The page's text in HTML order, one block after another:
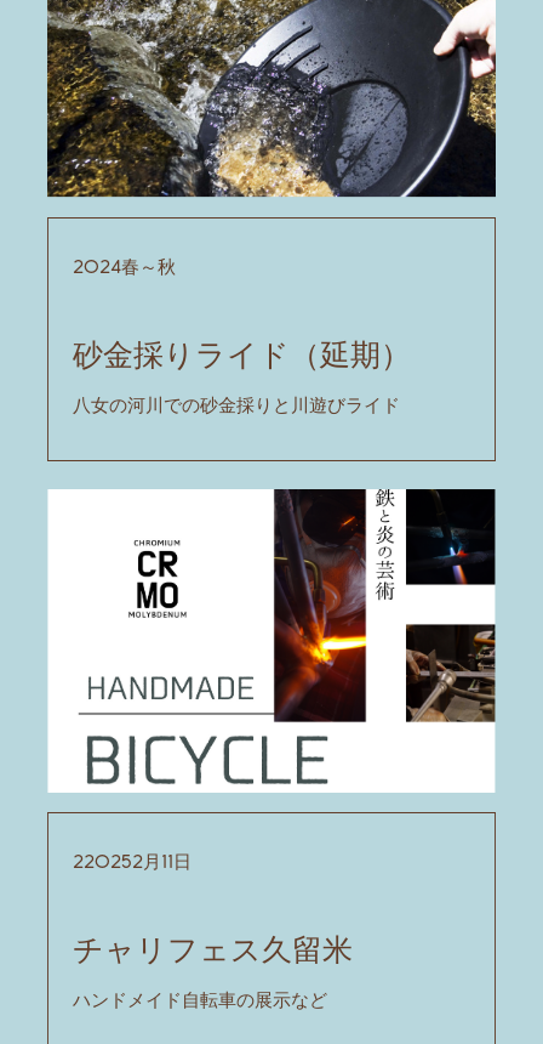
2024春～秋
砂金採りライド（延期）
八女の河川での砂金採りと川遊びライド
220252月11​日
チャリフェス久留米
ハンドメイド自転車の展示など